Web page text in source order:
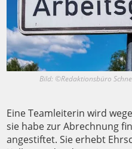
Bild: ©Redaktionsbüro
Eine Teamleiterin wird
sie habe zur Abrechnung
angestiftet. Sie erhebt